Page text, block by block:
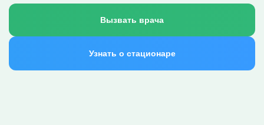
Вызвать врача
Узнать о стационаре